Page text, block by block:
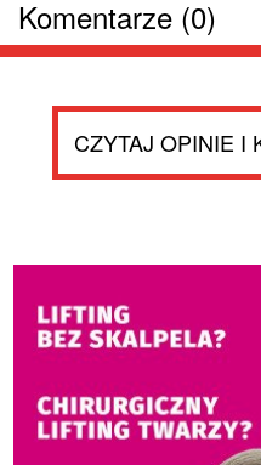
Komentarze (0)
CZYTAJ OPINIE I